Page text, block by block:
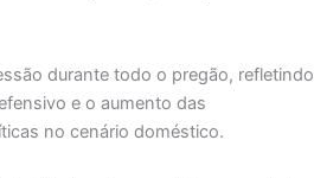
durante todo o pregão, refletindo
e o aumento das
no cenário doméstico.